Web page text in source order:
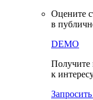
Оцените
в
DEMO
Получите
к